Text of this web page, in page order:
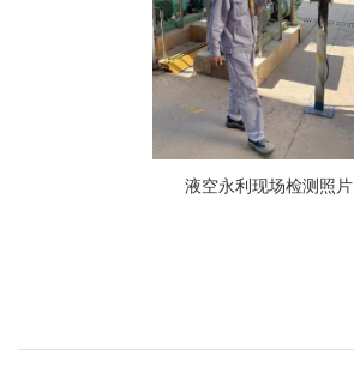
液空永利现场检测照片